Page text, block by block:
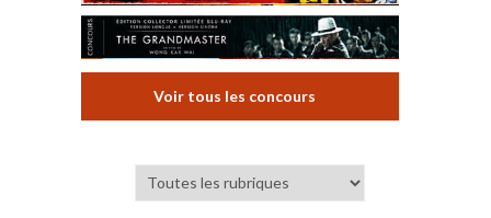
Voir tous les concours